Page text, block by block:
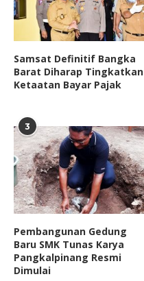
Samsat Definitif Bangka
Barat Diharap Tingkatkan
Ketaatan Bayar Pajak
3
Pembangunan Gedung
Baru SMK Tunas Karya
Pangkalpinang Resmi
Dimulai